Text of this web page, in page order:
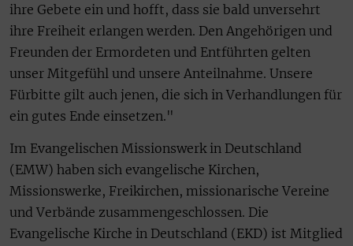
ihre Gebete ein und hofft, dass sie bald unversehrt
ihre Freiheit erlangen werden. Den Angehörigen und
Freunden der Ermordeten und Entführten gelten
unser Mitgefühl und unsere Anteilnahme. Unsere
Fürbitte gilt auch jenen, die sich in Verhandlungen für
ein gutes Ende einsetzen."
Im Evangelischen Missionswerk in Deutschland
(EMW) haben sich evangelische Kirchen,
Missionswerke, Freikirchen, missionarische Vereine
und Verbände zusammengeschlossen. Die
Evangelische Kirche in Deutschland (EKD) ist Mitglied